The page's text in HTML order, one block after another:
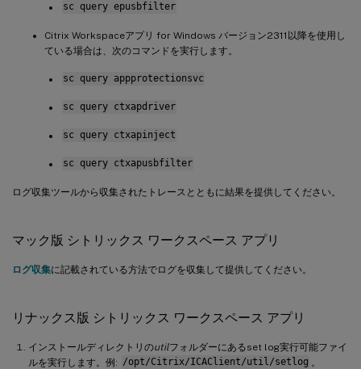
sc query epusbfilter
Citrix Workspaceアプリ for Windows バージョン2311以降を使用し
ている場合は、次のコマンドを実行します。
sc query appprotectionsvc
sc query ctxapdriver
sc query ctxapinject
sc query ctxapusbfilter
ログ収集ツールから収集されたトレースとともに結果を提供してください。
マック版 シトリックス ワークスペース アプリ
ログ収集に記載されている方法でログを収集して提供してください。
リナックス版 シトリックス ワークスペース アプリ
インストールディレクトリのutilフォルダーにあるset log実行可能ファイ
ルを実行します。例: /opt/Citrix/ICAClient/util/setlog 。